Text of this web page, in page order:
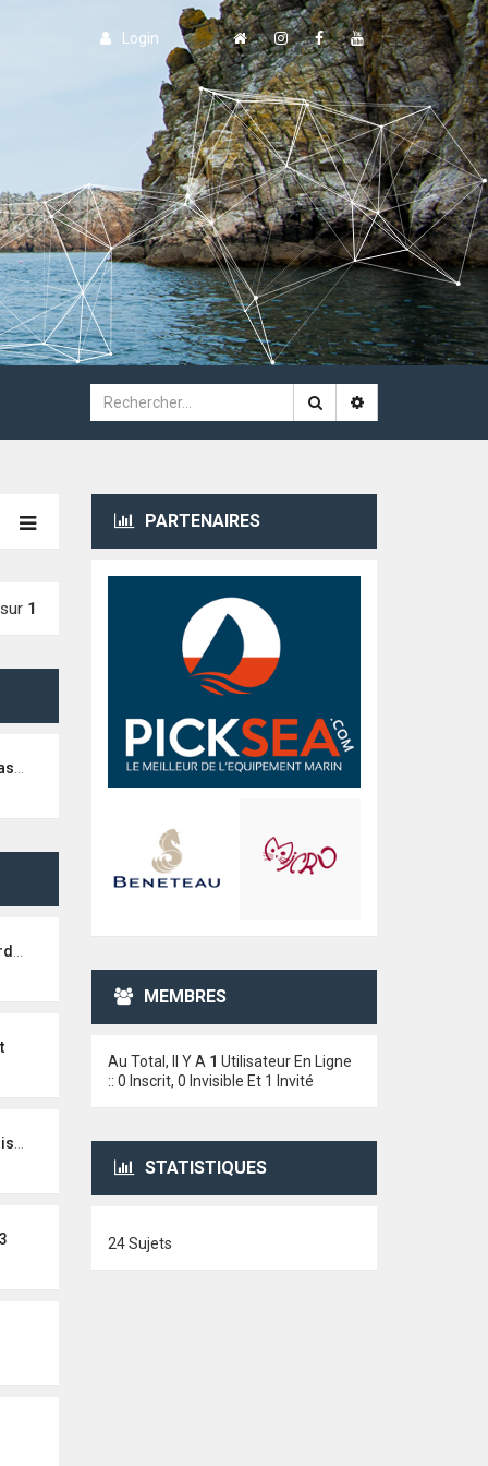
Login
sur 1
PARTENAIRES
MEMBRES
Au Total, Il Y A 1 Utilisateur En Ligne
:: 0 Inscrit, 0 Invisible Et 1 Invité
STATISTIQUES
24 Sujets